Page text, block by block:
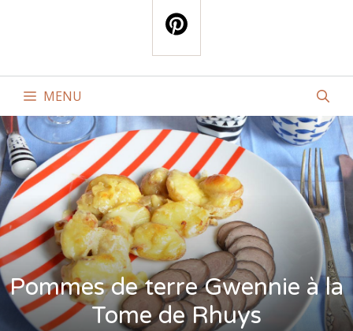
MENU
Pommes de terre Gwennie à la
Tome de Rhuys